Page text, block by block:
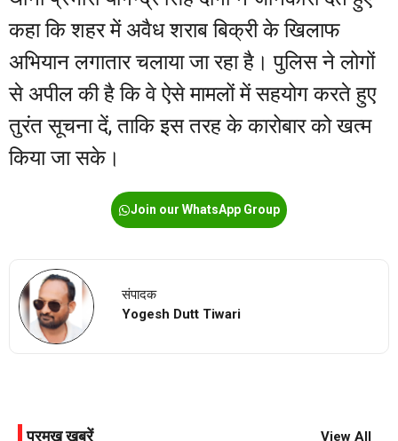
कहा कि शहर में अवैध शराब बिक्री के खिलाफ
अभियान लगातार चलाया जा रहा है। पुलिस ने लोगों
से अपील की है कि वे ऐसे मामलों में सहयोग करते हुए
तुरंत सूचना दें, ताकि इस तरह के कारोबार को खत्म
किया जा सके।
Join our WhatsApp Group
संपादक
Yogesh Dutt Tiwari
प्रमुख खबरें View All